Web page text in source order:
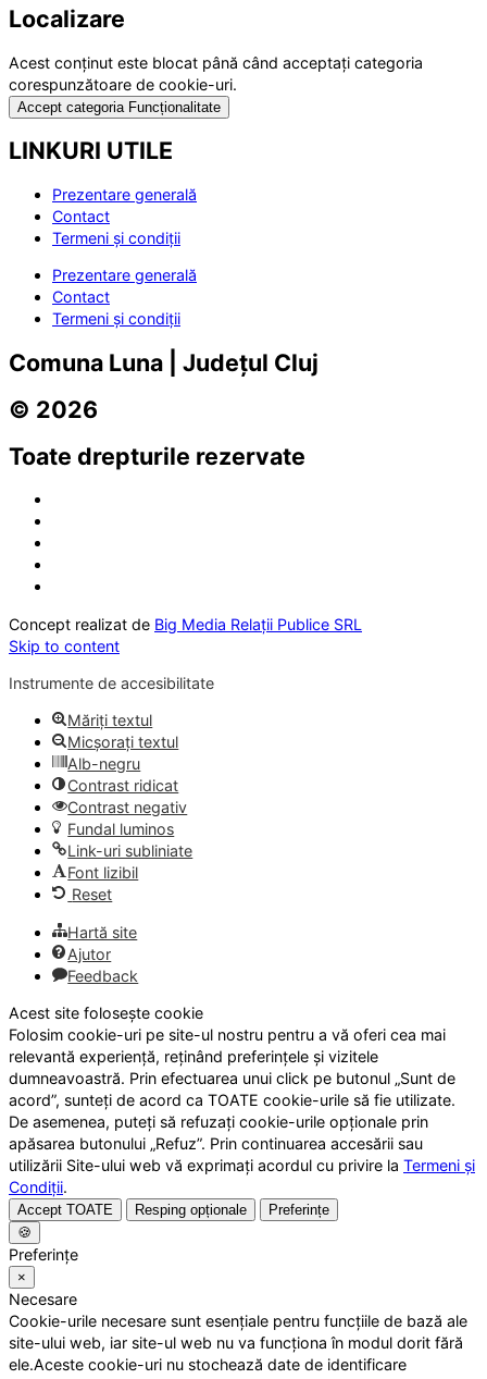
Localizare
Acest conținut este blocat până când acceptați categoria
corespunzătoare de cookie-uri.
Accept categoria Funcționalitate
LINKURI UTILE
Prezentare generală
Contact
Termeni și condiții
Prezentare generală
Contact
Termeni și condiții
Comuna Luna | Județul Cluj
© 2026
Toate drepturile rezervate
Concept realizat de Big Media Relații Publice SRL
Skip to content
Instrumente de accesibilitate
Măriți textul
Micșorați textul
Alb-negru
Contrast ridicat
Contrast negativ
Fundal luminos
Link-uri subliniate
Font lizibil
Reset
Hartă site
Ajutor
Feedback
Acest site folosește cookie
Folosim cookie-uri pe site-ul nostru pentru a vă oferi cea mai
relevantă experiență, reținând preferințele și vizitele
dumneavoastră. Prin efectuarea unui click pe butonul „Sunt de
acord”, sunteți de acord ca TOATE cookie-urile să fie utilizate.
De asemenea, puteți să refuzați cookie-urile opționale prin
apăsarea butonului „Refuz”. Prin continuarea accesării sau
utilizării Site-ului web vă exprimați acordul cu privire la Termeni și
Condiții.
Accept TOATE Resping opționale
Preferințe
🍪
Preferințe
×
Necesare
Cookie-urile necesare sunt esențiale pentru funcțiile de bază ale
site-ului web, iar site-ul web nu va funcționa în modul dorit fără
ele.Aceste cookie-uri nu stochează date de identificare